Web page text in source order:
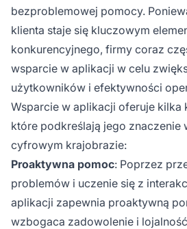
bezproblemowej pomocy.
klienta staje się kluczowym
konkurencyjnego, firmy coraz
wsparcie w aplikacji w celu
użytkowników i efektywności
Wsparcie w aplikacji oferuje
które podkreślają jego znaczenie
cyfrowym krajobrazie:
Proaktywna pomoc: Poprzez
problemów i uczenie się z
aplikacji zapewnia proaktywną
wzbogaca zadowolenie i